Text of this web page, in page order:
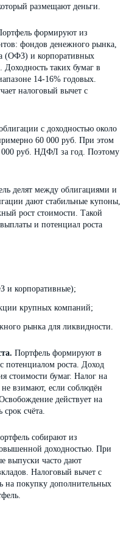
размещают деньги.
формируют из
фондов денежного рынка,
(ОФЗ) и корпоративных
таких бумаг в
14-16% годовых.
налоговый вычет с
с доходностью около
60 000 руб. При этом
000 руб. НДФЛ за год. Поэтому
делят между облигациями и
дают стабильные купоны,
рост стоимости. Такой
и потенциал роста
и корпоративные);
крупных компаний;
рынка для ликвидности.
Портфель формируют в
потенциалом роста. Доход
стоимости бумаг. Налог на
взимают, если соблюдён
действует на
счёта.
собирают из
доходностью. При
выпуски часто дают
Налоговый вычет с
на покупку дополнительных